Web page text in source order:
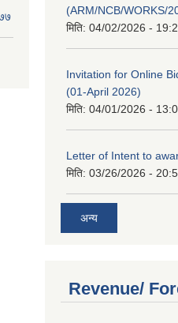
(ARM/NCB/WORKS/
मिति: 04/02/2026 -
Invitation for Online
(01-April 2026)
मिति: 04/01/2026 -
Letter of Intent to
मिति: 03/26/2026 -
अन्य
Revenue/